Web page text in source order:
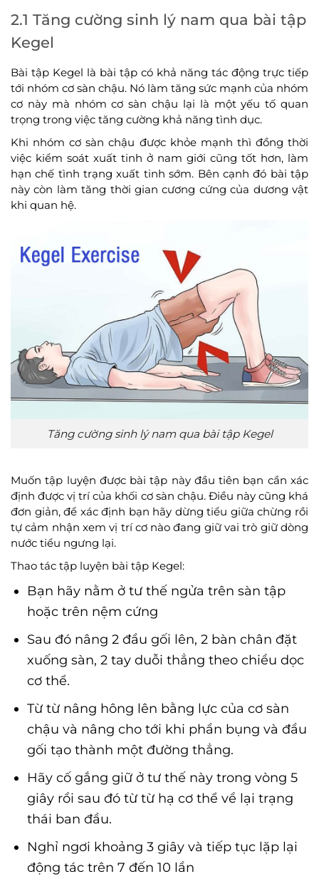
2.1 Tăng cường sinh lý nam qua bài tập
Kegel
Bài tập Kegel là bài tập có khả năng tác động trực tiếp
tới nhóm cơ sàn chậu. Nó làm tăng sức mạnh của nhóm
cơ này mà nhóm cơ sàn chậu lại là một yếu tố quan
trọng trong việc tăng cường khả năng tình dục.
Khi nhóm cơ sàn chậu được khỏe mạnh thì đồng thời
việc kiểm soát xuất tinh ở nam giới cũng tốt hơn, làm
hạn chế tình trạng xuất tinh sớm. Bên cạnh đó bài tập
này còn làm tăng thời gian cương cứng của dương vật
khi quan hệ.
Tăng cường sinh lý nam qua bài tập Kegel
Muốn tập luyện được bài tập này đầu tiên bạn cần xác
định được vị trí của khối cơ sàn chậu. Điều này cũng khá
đơn giản, để xác định bạn hãy dừng tiểu giữa chừng rồi
tự cảm nhận xem vị trí cơ nào đang giữ vai trò giữ dòng
nước tiểu ngưng lại.
Thao tác tập luyện bài tập Kegel:
Bạn hãy nằm ở tư thế ngửa trên sàn tập
hoặc trên nệm cứng
Sau đó nâng 2 đầu gối lên, 2 bàn chân đặt
xuống sàn, 2 tay duỗi thẳng theo chiều dọc
cơ thể.
Từ từ nâng hông lên bằng lực của cơ sàn
chậu và nâng cho tới khi phần bụng và đầu
gối tạo thành một đường thẳng.
Hãy cố gắng giữ ở tư thế này trong vòng 5
giây rồi sau đó từ từ hạ cơ thể về lại trạng
thái ban đầu.
Nghỉ ngơi khoảng 3 giây và tiếp tục lặp lại
động tác trên 7 đến 10 lần